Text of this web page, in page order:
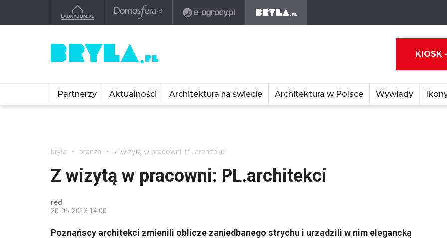
KIOSK
Partnerzy Aktualności Architektura na świecie Architektura w Polsce Wywiady
bryła branża Z wizytą w pracowni: PL.architekci
Z wizytą w pracowni: PL.architekci
red
20-05-2013 14:00
Poznańscy architekci zmienili oblicze zaniedbanego strychu i urządzili w nim elegancką